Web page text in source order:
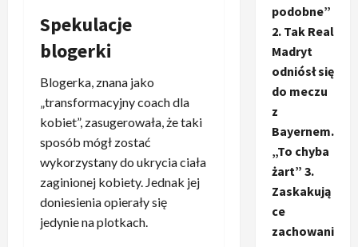
Spekulacje
blogerki
Blogerka, znana jako
„transformacyjny coach dla
kobiet”, zasugerowała, że taki
sposób mógł zostać
wykorzystany do ukrycia ciała
zaginionej kobiety. Jednak jej
doniesienia opierały się
jedynie na plotkach.
podobne”
2. Tak Real
Madryt
odniósł się
do meczu
z
Bayernem.
„To chyba
żart” 3.
Zaskakują
ce
zachowani